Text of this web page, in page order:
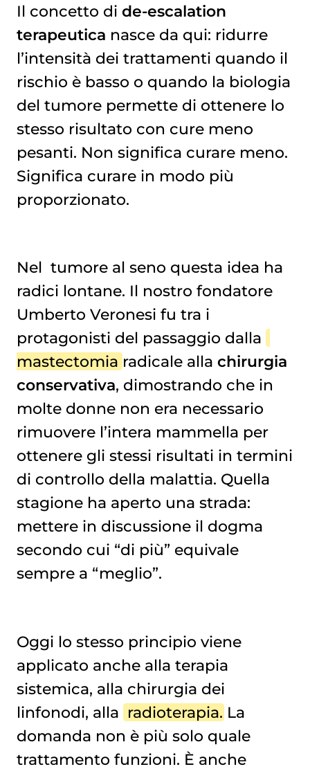
Il concetto di de-escalation
terapeutica nasce da qui: ridurre
l’intensità dei trattamenti quando il
rischio è basso o quando la biologia
del tumore permette di ottenere lo
stesso risultato con cure meno
pesanti. Non significa curare meno.
Significa curare in modo più
proporzionato.
Nel tumore al seno questa idea ha
radici lontane. Il nostro fondatore
Umberto Veronesi fu tra i
protagonisti del passaggio dalla
mastectomia radicale alla chirurgia
conservativa, dimostrando che in
molte donne non era necessario
rimuovere l’intera mammella per
ottenere gli stessi risultati in termini
di controllo della malattia. Quella
stagione ha aperto una strada:
mettere in discussione il dogma
secondo cui “di più” equivale
sempre a “meglio”.
Oggi lo stesso principio viene
applicato anche alla terapia
sistemica, alla chirurgia dei
linfonodi, alla radioterapia. La
domanda non è più solo quale
trattamento funzioni. È anche